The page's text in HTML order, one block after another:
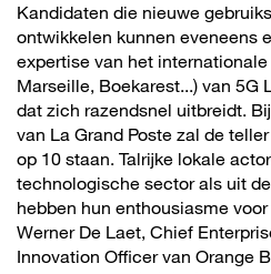
Kandidaten die nieuwe
ontwikkelen kunnen eveneens
expertise van het
Marseille, Boekarest...) van 5G
dat zich razendsnel uitbreidt.
van La Grand Poste zal de
op 10 staan. Talrijke lokale
technologische sector als uit
hebben hun enthousiasme
Werner De Laet, Chief
Innovation Officer van Orange